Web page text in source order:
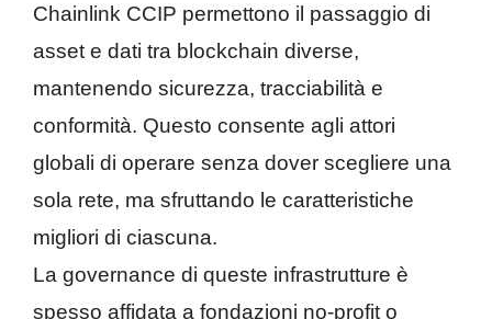
Chainlink CCIP permettono il passaggio di
asset e dati tra blockchain diverse,
mantenendo sicurezza, tracciabilità e
conformità. Questo consente agli attori
globali di operare senza dover scegliere una
sola rete, ma sfruttando le caratteristiche
migliori di ciascuna.
La governance di queste infrastrutture è
spesso affidata a fondazioni no-profit o